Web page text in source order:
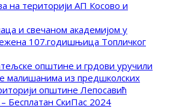
на територији АП Косово и
и свечаном академијом у
107.годишњица Топличког
општине и грдови уручили
малишанима из предшколских
општине Лепосавић
СкиПас 2024